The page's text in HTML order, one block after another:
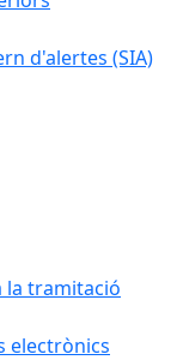
d'alertes (SIA)
la tramitació
electrònics